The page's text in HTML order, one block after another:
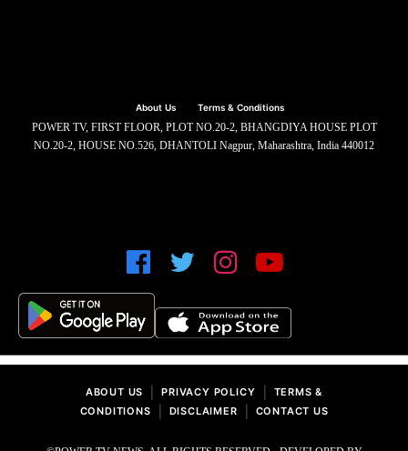
About Us Terms & Conditions
POWER TV, FIRST FLOOR, PLOT NO.20-2, BHANGDIYA HOUSE PLOT
NO.20-2, HOUSE NO.526, DHANTOLI Nagpur, Maharashtra, India 440012
ABOUT US PRIVACY POLICY
TERMS &
CONDITIONS
DISCLAIMER CONTACT US